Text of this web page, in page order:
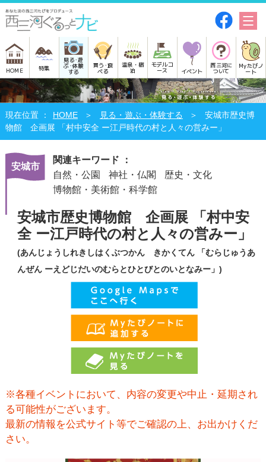
HOME 特集
見る･遊
ぶ･体験
する
買う･食
べる
温泉・宿
泊
モデルコ
ース イベント
西三河に
ついて
Myたびノ
ート
HOME 見る・遊ぶ・体験する
安城市歴史博
物館 企画展 「村中安全 ー江戸時代の村と人々の営みー」
安城市
関連キーワード ：
自然・公園
神社・仏閣
歴史・文化
博物館・美術館・科学館
安城市歴史博物館 企画展 「村中安
全 ー江戸時代の村と人々の営みー」
(あんじょうしれきしはくぶつかん きかくてん 「むらじゅうあ
んぜん ーえどじだいのむらとひとびとのいとなみー」)
※各種イベントにおいて、内容の変更や中止・延期され
る可能性がございます。
最新の情報を公式サイト等でご確認の上、お出かけくだ
さい。